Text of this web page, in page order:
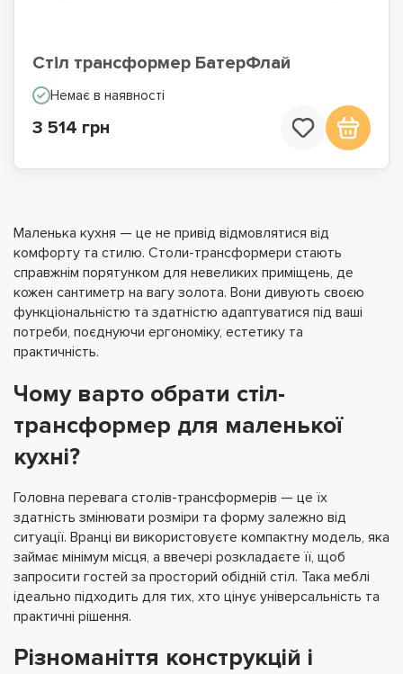
Стіл трансформер БатерФлай
Немає в наявності
3 514 грн
Маленька кухня — це не привід відмовлятися від
комфорту та стилю. Столи-трансформери стають
справжнім порятунком для невеликих приміщень, де
кожен сантиметр на вагу золота. Вони дивують своєю
функціональністю та здатністю адаптуватися під ваші
потреби, поєднуючи ергономіку, естетику та
практичність.
Чому варто обрати стіл-
трансформер для маленької
кухні?
Головна перевага столів-трансформерів — це їх
здатність змінювати розміри та форму залежно від
ситуації. Вранці ви використовуєте компактну модель, яка
займає мінімум місця, а ввечері розкладаєте її, щоб
запросити гостей за просторий обідній стіл. Така меблі
ідеально підходить для тих, хто цінує універсальність та
практичні рішення.
Різноманіття конструкцій і